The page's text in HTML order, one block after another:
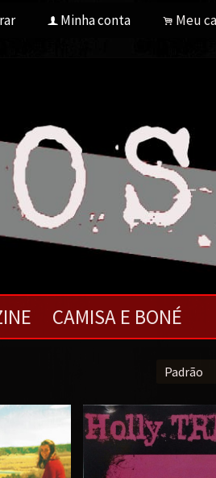
f Minha conta . Meu
CAMISA E BONÉ